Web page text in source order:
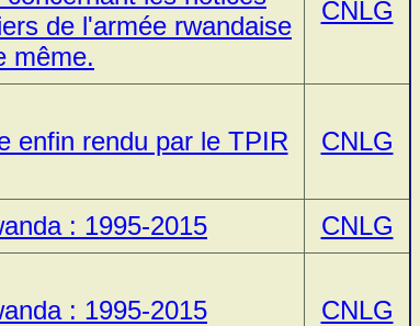
de l'armée rwandaise
même.
CNLG
enfin rendu par le TPIR CNLG
: 1995-2015 CNLG
: 1995-2015 CNLG